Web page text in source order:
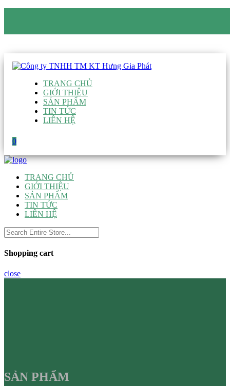
TRANG CHỦ
GIỚI THIỆU
SẢN PHẨM
TIN TỨC
LIÊN HỆ
0
TRANG CHỦ
GIỚI THIỆU
SẢN PHẨM
TIN TỨC
LIÊN HỆ
Shopping cart
close
SẢN PHẨM